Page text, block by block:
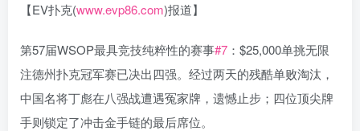
【EV扑克(www.evp86.com)报道】
第57届WSOP最具竞技纯粹性的赛事#7 ：$25,000单挑无限
注德州扑克冠军赛已决出四强。经过两天的残酷单败淘汰，
中国名将丁彪在八强战遭遇冤家牌，遗憾止步；四位顶尖牌
手则锁定了冲击金手链的最后席位。